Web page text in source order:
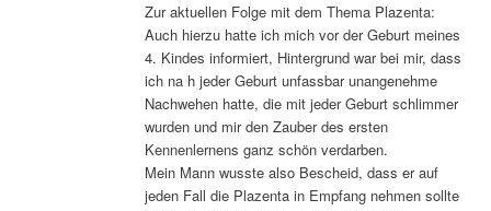
Zur aktuellen Folge mit dem Thema Plazenta:
Auch hierzu hatte ich mich vor der Geburt meines
4. Kindes informiert, Hintergrund war bei mir, dass
ich na h jeder Geburt unfassbar unangenehme
Nachwehen hatte, die mit jeder Geburt schlimmer
wurden und mir den Zauber des ersten
Kennenlernens ganz schön verdarben.
Mein Mann wusste also Bescheid, dass er auf
jeden Fall die Plazenta in Empfang nehmen sollte